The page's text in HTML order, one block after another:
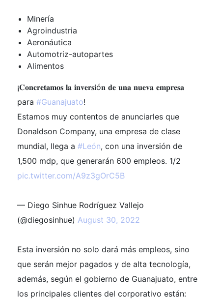
Minería
Agroindustria
Aeronáutica
Automotriz-autopartes
Alimentos
¡𝐂𝐨𝐧𝐜𝐫𝐞𝐭𝐚𝐦𝐨𝐬 𝐥𝐚 𝐢𝐧𝐯𝐞𝐫𝐬𝐢ó𝐧 𝐝𝐞 𝐮𝐧𝐚 𝐧𝐮𝐞𝐯𝐚 𝐞𝐦𝐩𝐫𝐞𝐬𝐚
para #Guanajuato!
Estamos muy contentos de anunciarles que
Donaldson Company, una empresa de clase
mundial, llega a #León, con una inversión de
1,500 mdp, que generarán 600 empleos. 1/2
pic.twitter.com/A9z3gOrC5B
— Diego Sinhue Rodríguez Vallejo
(@diegosinhue) August 30, 2022
Esta inversión no solo dará más empleos, sino
que serán mejor pagados y de alta tecnología,
además, según el gobierno de Guanajuato, entre
los principales clientes del corporativo están: